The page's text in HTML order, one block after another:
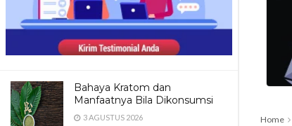
Bahaya Kratom dan
Manfaatnya Bila Dikonsumsi
3 AGUSTUS 2026 Home